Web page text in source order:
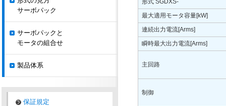
形式 SGDXS-
最大適用モータ容量[kW]
連続出力電流[Arms]
瞬時最大出力電流[Arms]
主回路
制御
サーボパック
サーボパックと
モータの組合せ
製品体系
保証規定